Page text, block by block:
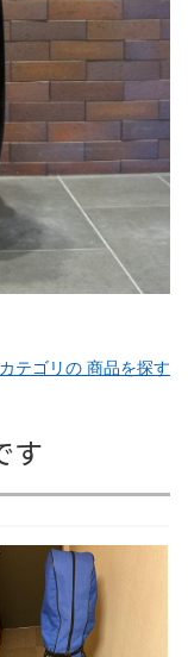
テゴリの 商品を探す
す